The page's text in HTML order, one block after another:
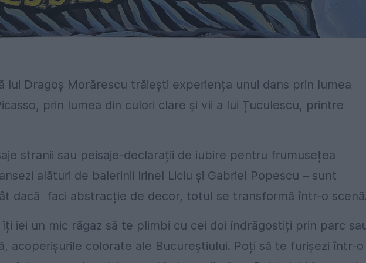
lui Dragoș Morărescu trăiești experiența unui dans prin lumea
prin lumea din culori clare și vii a lui Țuculescu, printre
stranii sau peisaje-declarații de iubire pentru frumusețea
alături de balerinii Irinel Liciu și Gabriel Popescu – sunt
dacă faci abstracție de decor, totul se transformă într-o
iei un mic răgaz să te plimbi cu cei doi îndrăgostiți prin parc
acoperișurile colorate ale Bucureștiului. Poți să te furișezi într-o